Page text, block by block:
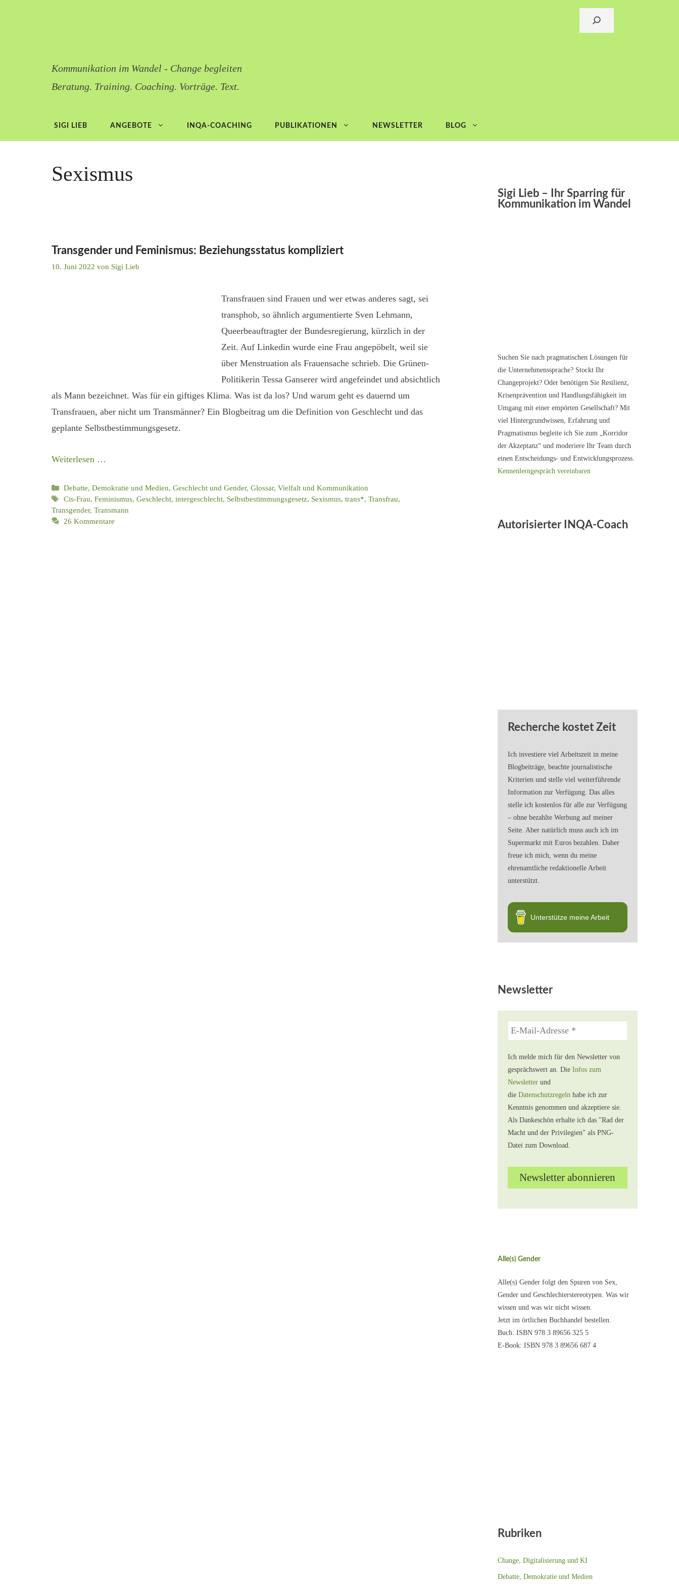
Kommunikation im Wandel - Change begleiten
Beratung. Training. Coaching. Vorträge. Text.
Suchen
SIGI LIEB ANGEBOTE INQA-COACHING PUBLIKATIONEN NEWSLETTER BLOG
Sexismus
Transgender und Feminismus: Beziehungsstatus kompliziert
10. Juni 2022 von Sigi Lieb
Transfrauen sind Frauen und wer etwas anderes sagt, sei
transphob, so ähnlich argumentierte Sven Lehmann,
Queerbeauftragter der Bundesregierung, kürzlich in der
Zeit. Auf Linkedin wurde eine Frau angepöbelt, weil sie
über Menstruation als Frauensache schrieb. Die Grünen-
Politikerin Tessa Ganserer wird angefeindet und absichtlich
als Mann bezeichnet. Was für ein giftiges Klima. Was ist da los? Und warum geht es dauernd um
Transfrauen, aber nicht um Transmänner? Ein Blogbeitrag um die Definition von Geschlecht und das
geplante Selbstbestimmungsgesetz.
Weiterlesen …
Kategorien
Debatte, Demokratie und Medien,Geschlecht und Gender,Glossar,Vielfalt und Kommunikation
Schlagwörter
Cis-Frau,Feminismus,Geschlecht,intergeschlecht, Selbstbestimmungsgesetz, Sexismus,trans*,Transfrau,
Transgender, Transmann
26 Kommentare
Sigi Lieb – Ihr Sparring für
Kommunikation im Wandel
Suchen Sie nach pragmatischen Lösungen für
die Unternehmenssprache? Stockt Ihr
Changeprojekt? Oder benötigen Sie Resilienz,
Krisenprävention und Handlungsfähigkeit im
Umgang mit einer empörten Gesellschaft? Mit
viel Hintergrundwissen, Erfahrung und
Pragmatismus begleite ich Sie zum „Korridor
der Akzeptanz“ und moderiere Ihr Team durch
einen Entscheidungs- und Entwicklungsprozess.
Kennenlerngespräch vereinbaren
Autorisierter INQA-Coach
Recherche kostet Zeit
Ich investiere viel Arbeitszeit in meine
Blogbeiträge, beachte journalistische
Kriterien und stelle viel weiterführende
Information zur Verfügung. Das alles
stelle ich kostenlos für alle zur Verfügung
– ohne bezahlte Werbung auf meiner
Seite. Aber natürlich muss auch ich im
Supermarkt mit Euros bezahlen. Daher
freue ich mich, wenn du meine
ehrenamtliche redaktionelle Arbeit
unterstützt.
Unterstütze meine Arbeit
Newsletter
Ich melde mich für den Newsletter von
gesprächswert an. Die Infos zum
Newsletterund
die Datenschutzregelnhabe ich zur
Kenntnis genommen und akzeptiere sie.
Als Dankeschön erhalte ich das "Rad der
Macht und der Privilegien" als PNG-
Datei zum Download.
Alle(s) Gender
Alle(s) Gender folgt den Spuren von Sex,
Gender und Geschlechterstereotypen. Was wir
wissen und was wir nicht wissen.
Jetzt im örtlichen Buchhandel bestellen.
Buch: ISBN 978 3 89656 325 5
E-Book: ISBN 978 3 89656 687 4
Rubriken
Change, Digitalisierung und KI
Debatte, Demokratie und Medien